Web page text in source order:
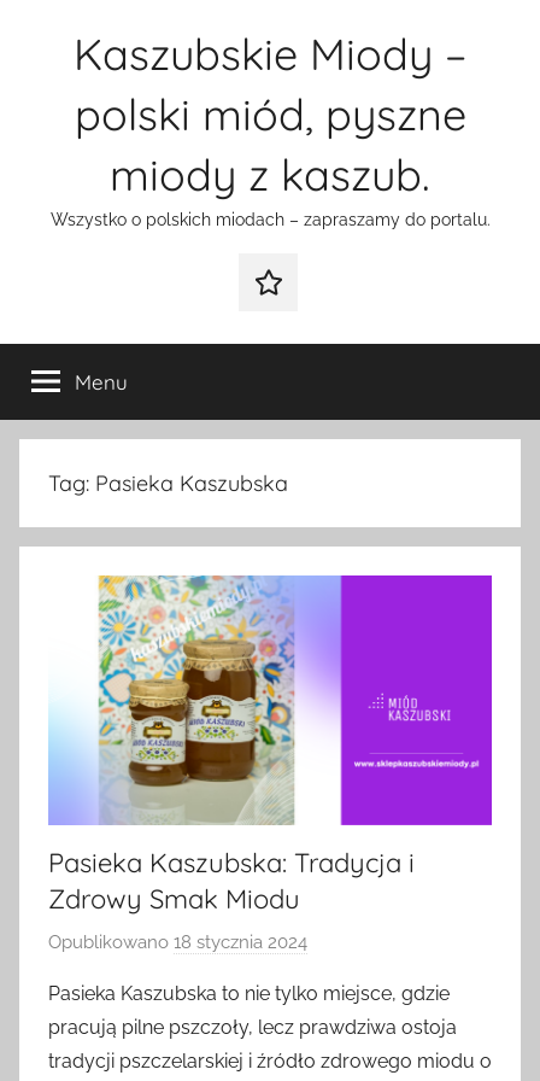
Kaszubskie Miody –
polski miód, pyszne
miody z kaszub.
Wszystko o polskich miodach – zapraszamy do portalu.
Galeria
Menu
Tag: Pasieka Kaszubska
Pasieka Kaszubska: Tradycja i
Zdrowy Smak Miodu
Opublikowano 18 stycznia 2024
z
e
z
Pasieka Kaszubska to nie tylko miejsce, gdzie
pracują pilne pszczoły, lecz prawdziwa ostoja
tradycji pszczelarskiej i źródło zdrowego miodu o